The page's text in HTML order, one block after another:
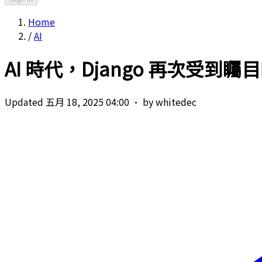
Home
/AI
AI 時代，Django 再次受到矚
Updated 五月 18, 2025 04:00 · by whitedec